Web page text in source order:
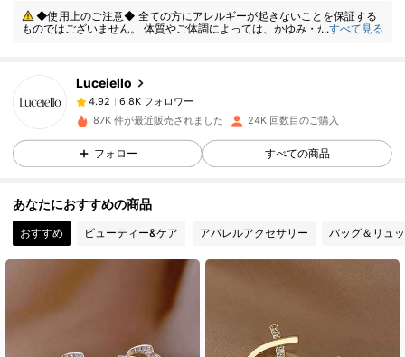
◆使用上のご注意◆ 全ての方にアレルギーが起きないことを保証する
ものではございません。 体質やご体調によっては、かゆみ・かぶれが生じ
...すべて見る
Luceiello
4.92 6.8K フォロワー
4.92
6.8K フォロワー
s***aは1日前 に購入しました
4.92
4.92 6.8K フォロワー
6.8K フォロワー
6.8K フォロワー
87K 件が最近販売されました 24K 回数目のご購入
フォロー すべての商品
あなたにおすすめの商品
おすすめ ビューティー&ケア アパレルアクセサリー バッグ＆リュ